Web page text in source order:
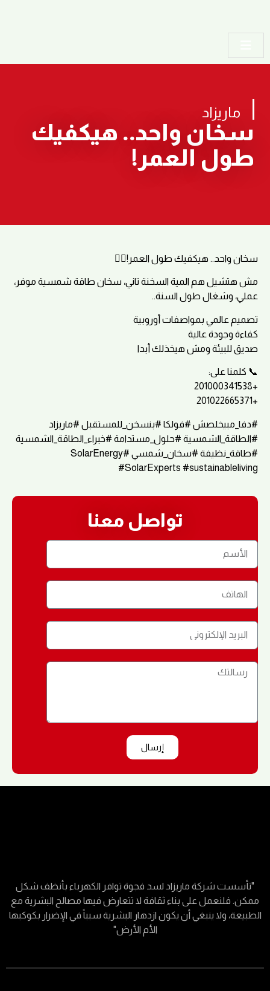
ماريزاد
سخان واحد.. هيكفيك
طول العمر!
سخان واحد.. هيكفيك طول العمر!👌🏼
مش هتشيل هم المية السخنة تاني، سخان طاقة شمسية موفر،
عملي، وشغال طول السنة..
تصميم عالمي بمواصفات أوروبية
كفاءة وجودة عالية
صديق للبيئة ومش هيخذلك أبدا
📞 كلمنا على:
+201000341538
+201022665371
#دفا_مبيخلصش #فولكا #بنسخن_للمستقبل #ماريزاد
#الطاقة_الشمسية #حلول_مستدامة #خبراء_الطاقة_الشمسية
#طاقة_نظيفة #سخان_شمسي #SolarEnergy
#SolarExperts #sustainableliving
تواصل معنا
إرسال
"تأسست شركة ماريزاد لسد فجوة توافر الكهرباء بأنظف شكل
ممكن. فلنعمل على بناء ثقافة لا تتعارض فيها مصالح البشرية مع
الطبيعة، ولا ينبغي أن يكون ازدهار البشرية سبباً في الإضرار بكوكبها
الأم الأرض"